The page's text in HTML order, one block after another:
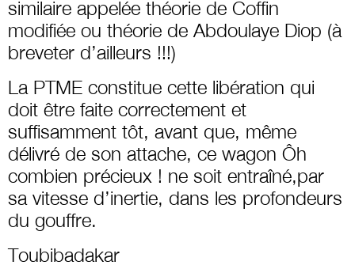
similaire appelée théorie de Coffin
modifiée ou théorie de Abdoulaye Diop (à
breveter d’ailleurs !!!)
La PTME constitue cette libération qui
doit être faite correctement et
suffisamment tôt, avant que, même
délivré de son attache, ce wagon Ôh
combien précieux ! ne soit entraîné,par
sa vitesse d’inertie, dans les profondeurs
du gouffre.
Toubibadakar